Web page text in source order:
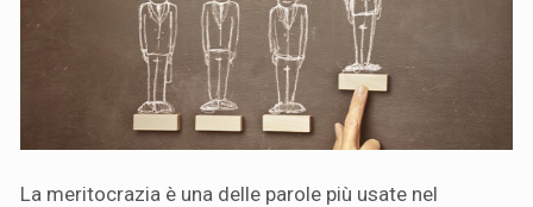
La meritocrazia è una delle parole più usate nel